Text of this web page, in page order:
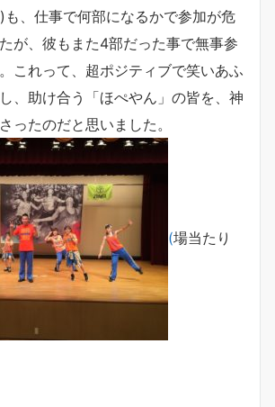
も、仕事で何部になるかで参加が危
が、彼もまた4部だった事で無事参
これって、超ポジティブで笑いあふ
、助け合う「ほぺやん」の皆を、神
ったのだと思いました。
(場当たり